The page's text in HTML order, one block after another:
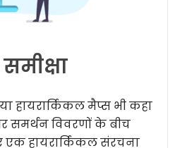
या हायरार्किकल मैप्स भी कहा
समर्थन विवरणों के बीच
एक हायरार्किकल संरचना